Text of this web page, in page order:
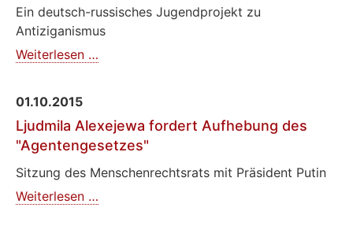
Ein deutsch-russisches Jugendprojekt zu
Antiziganismus
Weiterlesen …
Abseits
01.10.2015
Ljudmila Alexejewa fordert Aufhebung des
"Agentengesetzes"
Sitzung des Menschenrechtsrats mit Präsident Putin
Weiterlesen …